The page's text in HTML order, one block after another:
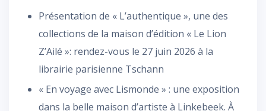
Présentation de « L’authentique », une des
collections de la maison d’édition « Le Lion
Z’Ailé »: rendez-vous le 27 juin 2026 à la
librairie parisienne Tschann
« En voyage avec Lismonde » : une exposition
dans la belle maison d’artiste à Linkebeek. À